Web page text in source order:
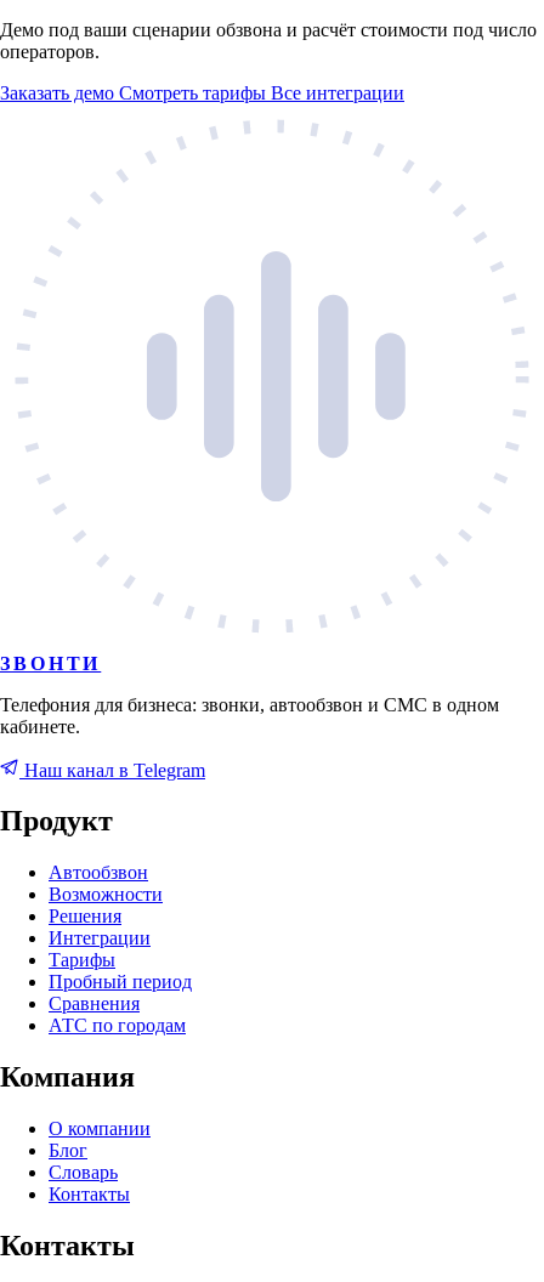
Демо под ваши сценарии обзвона и расчёт стоимости под число
операторов.
Заказать демо Смотреть тарифы Все интеграции
ЗВОНТИ
Телефония для бизнеса: звонки, автообзвон и СМС в одном
кабинете.
Наш канал в Telegram
Продукт
Автообзвон
Возможности
Решения
Интеграции
Тарифы
Пробный период
Сравнения
АТС по городам
Компания
О компании
Блог
Словарь
Контакты
Контакты